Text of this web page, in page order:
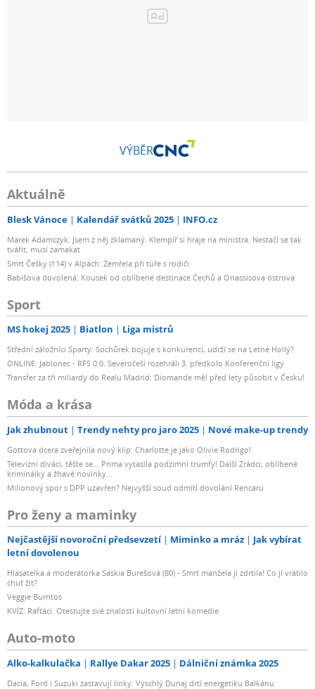
VÝBĚR
Aktuálně
Blesk Vánoce Kalendář svátků 2025 INFO.cz
Marek Adamczyk: Jsem z něj zklamaný. Klempíř si hraje na ministra. Nestačí se tak
tvářit, musí zamakat
Smrt Češky (†14) v Alpách: Zemřela při túře s rodiči
Babišova dovolená: Kousek od oblíbené destinace Čechů a Onassisova ostrova
Sport
MS hokej 2025 Biatlon Liga mistrů
Střední záložníci Sparty: Sochůrek bojuje s konkurencí, udrží se na Letné Hollý?
ONLINE: Jablonec - RFS 0:0. Severočeši rozehráli 3. předkolo Konferenční ligy
Transfer za tři miliardy do Realu Madrid: Diomande měl před lety působit v Česku!
Móda a krása
Jak zhubnout Trendy nehty pro jaro 2025 Nové make-up trendy
Gottova dcera zveřejnila nový klip: Charlotte je jako Olivie Rodrigo!
Televizní diváci, těšte se... Prima vytasila podzimní trumfy! Další Zrádci, oblíbené
kriminálky a žhavé novinky...
Milionový spor s DPP uzavřen? Nejvyšší soud odmítl dovolání Rencaru
Pro ženy a maminky
Nejčastější novoroční předsevzetí Miminko a mráz
Jak vybírat
letní dovolenou
Hlasatelka a moderátorka Saskia Burešová (80) - Smrt manžela ji zdrtila! Co jí vrátilo
chuť žít?
Veggie Burritos
KVÍZ: Rafťáci. Otestujte své znalosti kultovní letní komedie
Auto-moto
Alko-kalkulačka Rallye Dakar 2025 Dálniční známka 2025
Dacia, Ford i Suzuki zastavují linky. Vyschlý Dunaj drtí energetiku Balkánu